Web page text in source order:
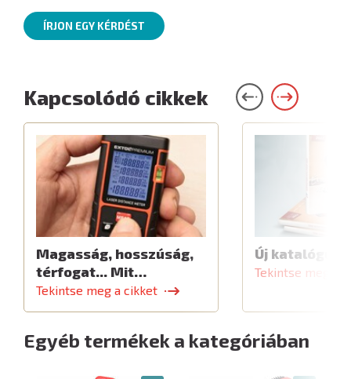
ÍRJON EGY KÉRDÉST
Kapcsolódó cikkek
Magasság, hosszúság,
térfogat... Mit…
Tekintse meg a cikket
Új katalógus
Tekintse meg a
Egyéb termékek a kategóriában